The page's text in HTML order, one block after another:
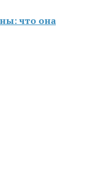
что она